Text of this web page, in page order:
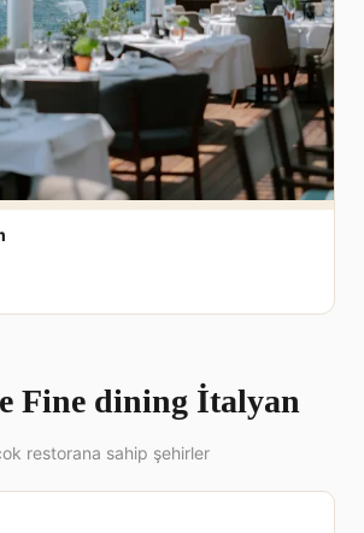
Fine dining İtalyan
restorana sahip şehirler